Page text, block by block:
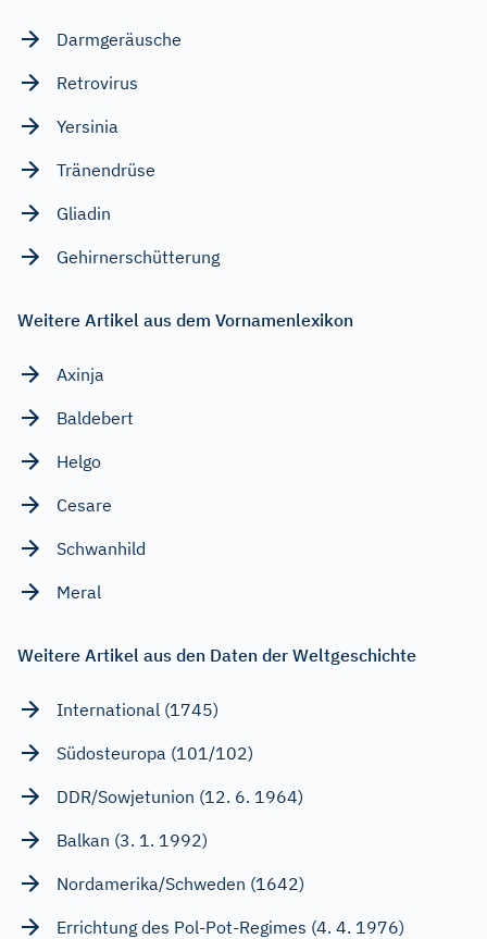
Darmgeräusche
Retrovirus
Yersinia
Tränendrüse
Gliadin
Gehirnerschütterung
Weitere Artikel aus dem Vornamenlexikon
Axinja
Baldebert
Helgo
Cesare
Schwanhild
Meral
Weitere Artikel aus den Daten der Weltgeschichte
International (1745)
Südosteuropa (101/102)
DDR/Sowjetunion (12. 6. 1964)
Balkan (3. 1. 1992)
Nordamerika/Schweden (1642)
Errichtung des Pol-Pot-Regimes (4. 4. 1976)